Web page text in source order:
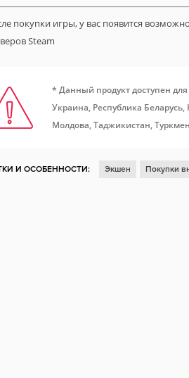
покупки игры, у вас появится
Steam
* Данный продукт доступен
Украина, Республика
Молдова, Таджикистан,
И ОСОБЕННОСТИ: Экшен Покупки